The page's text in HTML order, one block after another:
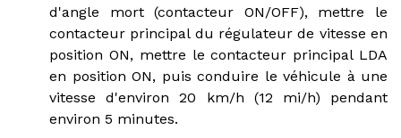
d'angle mort (contacteur ON/OFF), mettre le
contacteur principal du régulateur de vitesse en
position ON, mettre le contacteur principal LDA
en position ON, puis conduire le véhicule à une
vitesse d'environ 20 km/h (12 mi/h) pendant
environ 5 minutes.